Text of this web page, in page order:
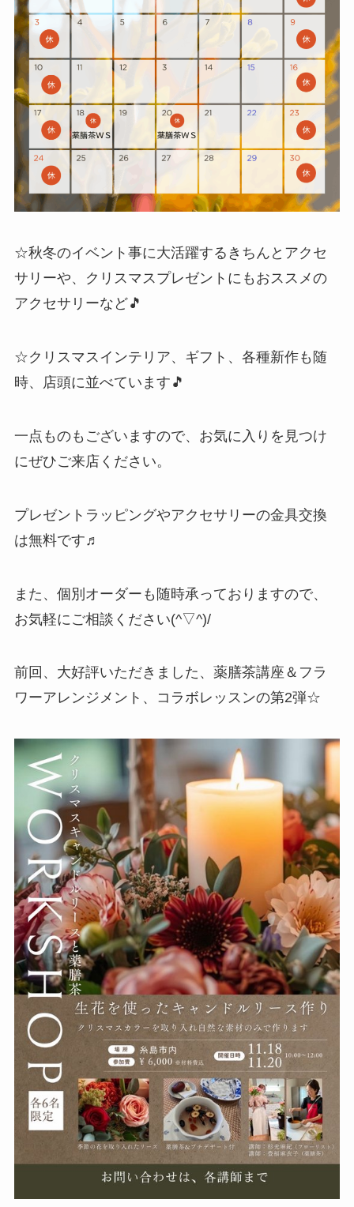
☆秋冬のイベント事に大活躍するきちんとアクセ
サリーや、クリスマスプレゼントにもおススメの
アクセサリーなど🎵
☆クリスマスインテリア、ギフト、各種新作も随
時、店頭に並べています🎵
一点ものもございますので、お気に入りを見つけ
にぜひご来店ください。
プレゼントラッピングやアクセサリーの金具交換
は無料です♬
また、個別オーダーも随時承っておりますので、
お気軽にご相談ください(^▽^)/
前回、大好評いただきました、薬膳茶講座＆フラ
ワーアレンジメント、コラボレッスンの第2弾☆